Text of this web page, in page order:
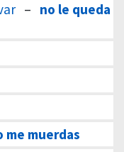
– no le queda
me muerdas